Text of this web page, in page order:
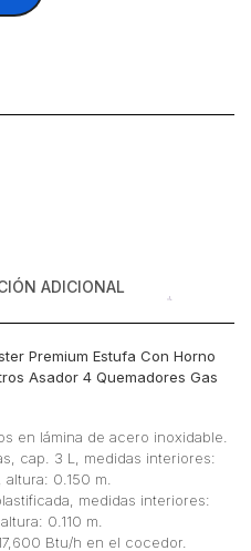
ADICIONAL
Premium Estufa Con Horno
Asador 4 Quemadores Gas
en lámina de acero inoxidable.
cap. 3 L, medidas interiores:
0.150 m.
medidas interiores:
0.110 m.
Btu/h en el cocedor.